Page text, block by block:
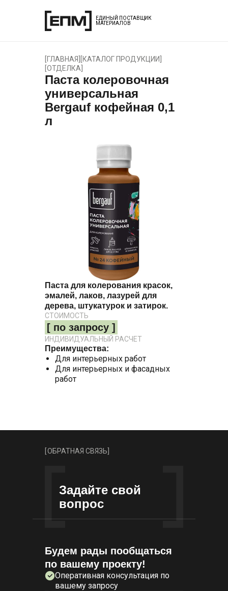
ЕДИНЫЙ ПОСТАВЩИК
МАТЕРИАЛОВ
ГЛАВНАЯ КАТАЛОГ ПРОДУКЦИИ
ОТДЕЛКА
Паста колеровочная
универсальная
Bergauf кофейная 0,1
л
Паста для колерования красок,
эмалей, лаков, лазурей для
дерева, штукатурок и затирок.
СТОИМОСТЬ
[ по запросу ]
ИНДИВИДУАЛЬНЫЙ РАСЧЕТ
Преимущества:
Для интерьерных работ
Для интерьерных и фасадных
работ
Задайте свой
вопрос
ОБРАТНАЯ СВЯЗЬ
Будем рады пообщаться
по вашему проекту!
Оперативная консультация по
вашему запросу